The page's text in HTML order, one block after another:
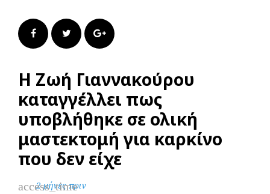
FacebookTwitter Google+
Η Ζωή Γιαννακούρου
καταγγέλλει πως
υποβλήθηκε σε ολική
μαστεκτομή για καρκίνο
που δεν είχε
access_time
2 μήνες πριν